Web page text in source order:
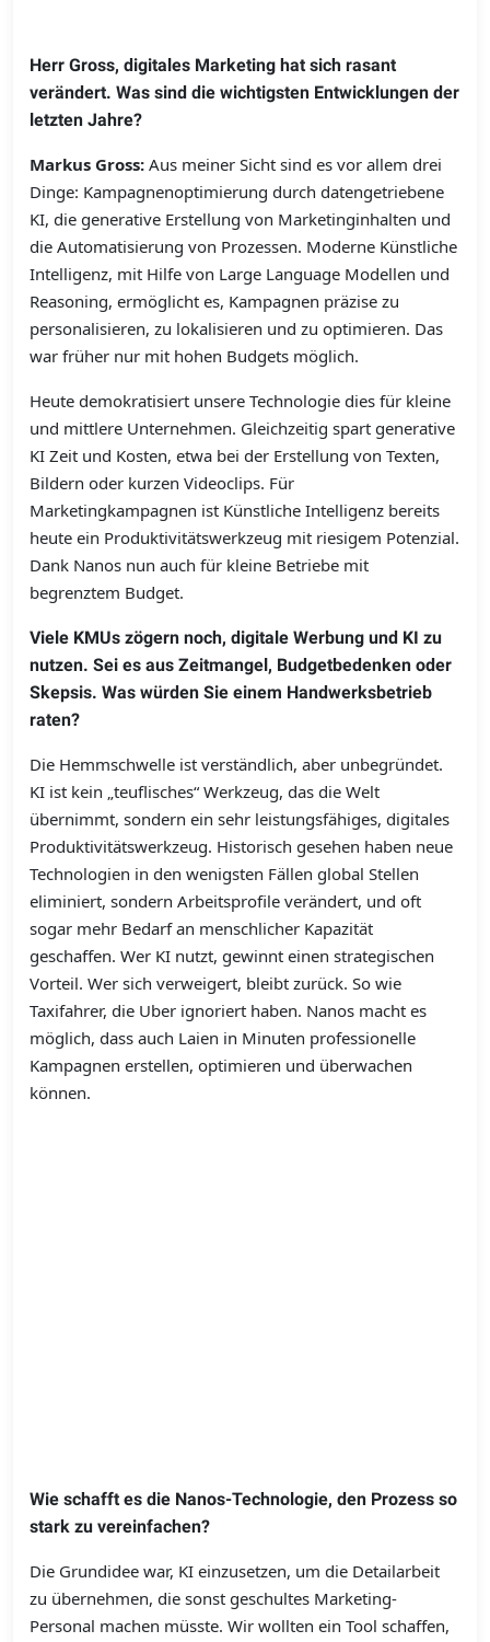
Herr Gross, digitales Marketing hat sich rasant
verändert. Was sind die wichtigsten Entwicklungen der
­letzten Jahre?
Markus Gross: Aus meiner Sicht sind es vor allem drei
Dinge: Kampagnen­optimierung durch datengetriebene
KI, die generative Erstellung von Marketinginhalten und
die Automatisierung von Prozessen. Moderne Künstliche
Intelligenz, mit Hilfe von Large Language Modellen und
Reasoning, ermöglicht es, Kampagnen präzise zu
personalisieren, zu lokalisieren und zu optimieren. Das
war früher nur mit hohen Budgets möglich.
Heute demokratisiert unsere Technologie dies für kleine
und mittlere Unternehmen. Gleichzeitig spart generative
KI Zeit und Kosten, etwa bei der Erstellung von Texten,
Bildern oder kurzen Videoclips. Für
Marketingkampagnen ist Künstliche Intelligenz bereits
heute ein Produktivitätswerkzeug mit riesigem Potenzial.
Dank Nanos nun auch für kleine Betriebe mit
begrenztem Budget.
Viele KMUs zögern noch, digitale Werbung und KI zu
nutzen. Sei es aus Zeitmangel, Budgetbedenken oder
Skepsis. Was würden Sie einem Handwerksbetrieb
raten?
Die Hemmschwelle ist verständlich, aber unbegründet.
KI ist kein „teuflisches“ Werkzeug, das die Welt
übernimmt, sondern ein sehr leistungsfähiges, digitales
Produktivitätswerkzeug. Historisch gesehen haben neue
Technologien in den wenigsten Fällen global Stellen
eliminiert, sondern Arbeitsprofile verändert, und oft
sogar mehr Bedarf an menschlicher Kapazität
geschaffen. Wer KI nutzt, gewinnt einen strategischen
Vorteil. Wer sich verweigert, bleibt zurück. So wie
Taxifahrer, die Uber ignoriert haben. Nanos macht es
möglich, dass auch Laien in Minuten professionelle
Kampagnen erstellen, optimieren und überwachen
können.
Wie schafft es die Nanos-Technologie, den Prozess so
stark zu vereinfachen?
Die Grundidee war, KI einzusetzen, um die Detailarbeit
zu übernehmen, die sonst geschultes Marketing-
Personal machen müsste. Wir wollten ein Tool schaffen,